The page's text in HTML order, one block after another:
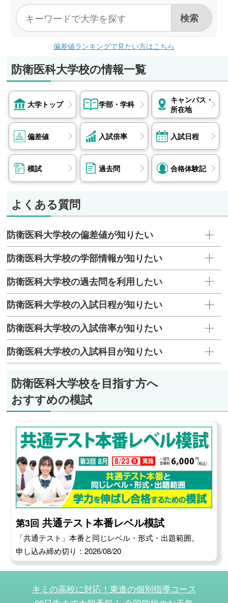
偏差値ランキングで見たい方はこちら
防衛医科大学校の情報一覧
大学トップ 学部・学科
キャンパス・
所在地
偏差値 入試倍率 入試日程
模試 過去問 合格体験記
よくある質問
防衛医科大学校の偏差値が知りたい
防衛医科大学校の学部情報が知りたい
防衛医科大学校の過去問を利用したい
防衛医科大学校の入試日程が知りたい
防衛医科大学校の入試倍率が知りたい
防衛医科大学校の入試科目が知りたい
防衛医科大学校を目指す方へ
おすすめの模試
第3回 共通テスト本番レベル模試
「共通テスト」本番と同じレベル・形式・出題範囲。
申し込み締め切り：2026/08/20
キミの高校に対応！東進の個別指導コース